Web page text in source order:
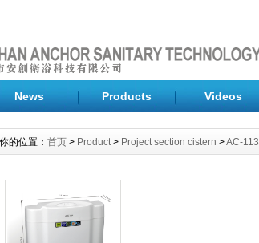
News Products Videos
你的位置： 首页 > Product> Project section cistern >AC-113